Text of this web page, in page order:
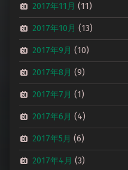
2017年11月 (11)
2017年10月 (13)
2017年9月 (10)
2017年8月 (9)
2017年7月 (1)
2017年6月 (4)
2017年5月 (6)
2017年4月 (3)